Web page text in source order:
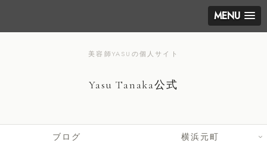
MENU
美容師YASUの個人サイト
Yasu Tanaka公式
ブログ
横浜元町